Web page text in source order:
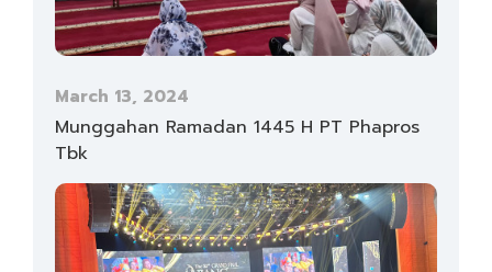
March 13, 2024
Munggahan Ramadan 1445 H PT Phapros
Tbk